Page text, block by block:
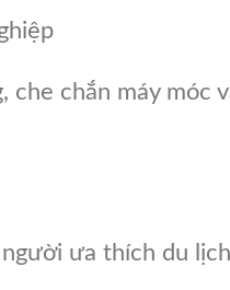
che chắn máy móc
ưa thích du lịch